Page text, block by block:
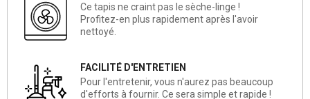
Ce tapis ne craint pas le sèche-linge !
Profitez-en plus rapidement après l'avoir
nettoyé.
FACILITÉ D'ENTRETIEN
Pour l'entretenir, vous n'aurez pas beaucoup
d'efforts à fournir. Ce sera simple et rapide !